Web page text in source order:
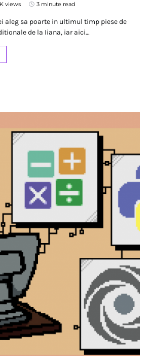
views 3 minute read
aleg sa poarte in ultimul timp piese de
de la Iiana, iar aici…